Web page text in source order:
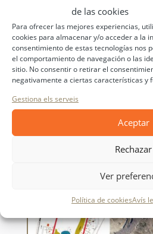
de las cookies
Para ofrecer las mejores experiencias,
cookies para almacenar y/o acceder a la
consentimiento de estas tecnologías nos
el comportamiento de navegación o las
sitio. No consentir o retirar el
negativamente a ciertas características y
Gestiona els serveis
Aceptar
Rechazar
Ver
Política de cookiesAvís
2. Entrada i